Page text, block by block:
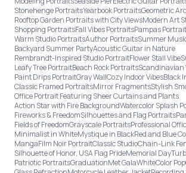
Stonehenge PortraitsYearbook PortraitsGeometric
Rooftop Garden Portraits with City ViewsModern Art
Shopping PortraitsFall Vibes PortraitsPampas
Warm Studio PortraitsAuthor PortraitsSummer
Backyard Summer PartyAcoustic Guitar in Nature
Rembrandt-Inspired Studio PortraitFlower Stall Vibe
Leafy Tree PortraitBeach Rock PortraitsScandinavian
Paint Drips PortraitGray WallCozy Indoor VibesBlack
Classic Framed PortraitsMirror FragmentsStylish
Office Portrait Featuring Sheer Curtains and Plants
Action Star with Fire BackgroundWatercolor Splash
Fireworks & FreedomSilhouettes and Flag Portraits
Fields of FreedomGrayscale PortraitsProfessional
Minimalist in WhiteMystique in BlackRed and Blue
MangaFilm Noir PortraitClassic StudioChain-Link
Silhouette of Honor, USA Flag PrideMemorial Day
Patriotic PortraitsGraduationMet GalaWhiteColor Pop